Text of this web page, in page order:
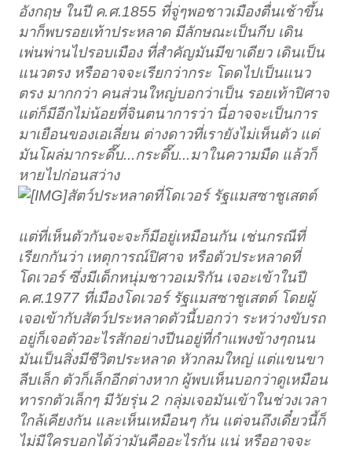
อังกฤษ ในปี ค.ศ.1855 ที่จู่ๆพอชาวเมืองตื่นเช้าขึ้น
มาก็พบรอยเท้าประหลาด มีลักษณะเป็นกีบ เดิน
เพ่นพ่านไปรอบเมือง ที่สำคัญมันมีขาเดียว เดินเป็น
แนวตรง หรืออาจจะเรียกว่ากระ โดดไปเป็นแนว
ตรง มากกว่า คนส่วนใหญ่บอกว่าเป็น รอยเท้าปิศาจ
แต่ก็มีอีกไม่น้อยที่จินตนาการว่า นี่อาจจะเป็นการ
มาเยือนของเอเลี่ยน ต่างดาวที่เรายังไม่เห็นตัว แต่
มันโผล่มากระดึ๊บ...กระดึ๊บ...มาในความมืด แล้วก็
หายไปก่อนสว่าง
สัตว์ประหลาดที่โดเวอร์ รัฐแมสซาชูเสตต์
แต่ที่เห็นตัวกันจะจะก็มีอยู่เหมือนกัน เช่นกรณีที่
เรียกกันว่า เหตุการณ์ปิศาจ หรือตัวประหลาดที่
โดเวอร์ ซึ่งมีเด็กหนุ่มชาวอเมริกัน เจอะเข้าในปี
ค.ศ.1977 ที่เมืองโดเวอร์ รัฐแมสซาชูเสตต์ โดยผู้
เจอเข้ากับสัตว์ประหลาดตัวนี้บอกว่า ระหว่างขับรถ
อยู่ก็เจอตัวอะไรสักอย่างปีนอยู่ที่กำแพงข้างๆถนน
มันเป็นสิ่งมีชีวิตประหลาด หัวกลมใหญ่ แต่แขนขา
ลีบเล็ก ตัวก็เล็กอีกต่างหาก ผู้พบเห็นบอกว่าดูเหมือน
ทารกตัวเล็กๆ มีวัยรุ่น 2 กลุ่มเจอมันเข้าในช่วงเวลา
ใกล้เคียงกัน และเห็นเหมือนๆ กัน แต่จนถึงเดี๋ยวนี้ก็
ไม่มีใครบอกได้ว่ามันคืออะไรกัน แน่ หรืออาจจะ